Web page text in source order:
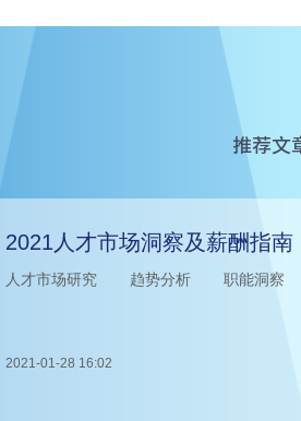
推荐文
2021人才市场洞察及薪酬指南
人才市场研究 趋势分析 职能洞察
2021-01-28 16:02